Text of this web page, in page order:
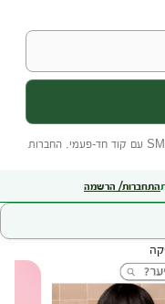
התחברות/ הרשמה